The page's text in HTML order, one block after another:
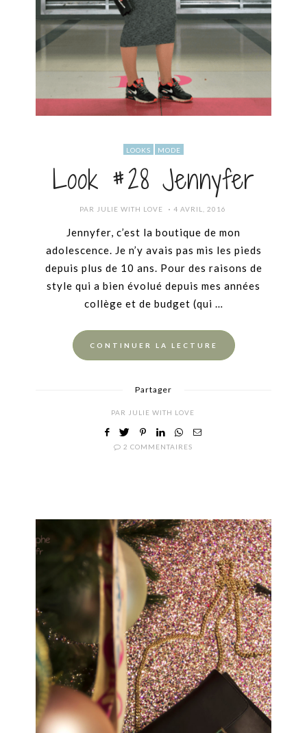
LOOKS MODE
Look #28 Jennyfer
PAR JULIE WITH LOVE
POSTED
4 AVRIL, 2016
Jennyfer, c’est la boutique de mon
adolescence. Je n’y avais pas mis les pieds
depuis plus de 10 ans. Pour des raisons de
style qui a bien évolué depuis mes années
collège et de budget (qui …
CONTINUER LA LECTURE
Partager
PAR JULIE WITH LOVE
2 COMMENTAIRES